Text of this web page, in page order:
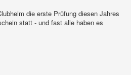
die erste Prüfung diesen Jahres
statt - und fast alle haben es